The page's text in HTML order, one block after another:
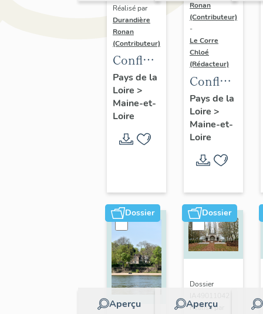
Réalisé par
Durandière
Ronan
(Contributeur)
Confluence
Maine-
Loire :
présentation
l'opération
Pays de la
Loire >
Maine-et-
Loire
Ronan
(Contributeur)
-
Le Corre
Chloé
(Rédacteur)
Confluence
Maine-
Loire :
présentation
d'étude
Pays de la
Loire >
Maine-et-
Loire
Dossier
Aperçu
Dossier
Aperçu
Dossier
Réalisé par